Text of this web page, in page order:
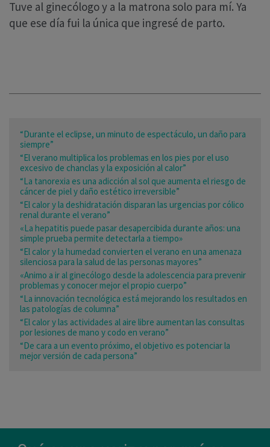
Tuve al ginecólogo y a la matrona solo para mí. Ya
que ese día fui la única que ingresé de parto.
“Durante el eclipse, un minuto de espectáculo, un daño para
siempre”
“El verano multiplica los problemas en los pies por el uso
excesivo de chanclas y la exposición al calor”
“La tanorexia es una adicción al sol que aumenta el riesgo de
cáncer de piel y daño estético irreversible”
“El calor y la deshidratación disparan las urgencias por cólico
renal durante el verano”
«La hepatitis puede pasar desapercibida durante años: una
simple prueba permite detectarla a tiempo»
“El calor y la humedad convierten el verano en una amenaza
silenciosa para la salud de las personas mayores”
«Animo a ir al ginecólogo desde la adolescencia para prevenir
problemas y conocer mejor el propio cuerpo”
“La innovación tecnológica está mejorando los resultados en
las patologías de columna”
“El calor y las actividades al aire libre aumentan las consultas
por lesiones de mano y codo en verano”
“De cara a un evento próximo, el objetivo es potenciar la
mejor versión de cada persona”